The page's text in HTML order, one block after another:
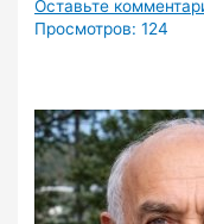
Оставьте
Просмотров: 124